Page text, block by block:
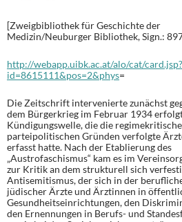
[Zweigbibliothek für Geschichte der
Medizin/Neuburger Bibliothek, Sign.:
http://webapp.uibk.ac.at/alo/cat/card.jsp?
id=8615111&pos=2&phys=
Die Zeitschrift intervenierte zunächst
dem Bürgerkrieg im Februar 1934
Kündigungswelle, die die
parteipolitischen Gründen verfolgte
erfasst hatte. Nach der Etablierung des
„Austrofaschismus“ kam es im
zur Kritik an dem strukturell sich
Antisemitismus, der sich in der
jüdischer Ärzte und Ärztinnen in
Gesundheitseinrichtungen, den
den Ernennungen in Berufs- und